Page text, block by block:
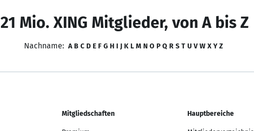
21 Mio. XING Mitglieder, von A bis Z
Nachname: A B C D E F G H I J K L M N O P Q R S T U V W X Y Z
Mitgliedschaften Hauptbereiche